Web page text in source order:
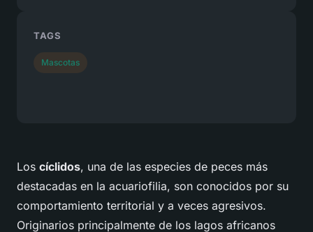
Los cíclidos, una de las especies de peces más
destacadas en la acuariofilia, son conocidos por su
comportamiento territorial y a veces agresivos.
Originarios principalmente de los lagos africanos
TAGS
Mascotas